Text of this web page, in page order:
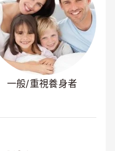
一般/重視養身者